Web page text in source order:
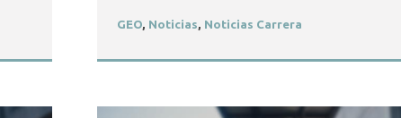
GEO, Noticias, Noticias Carrera